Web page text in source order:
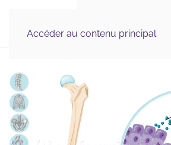
Accéder au contenu principal
& Scientifique,